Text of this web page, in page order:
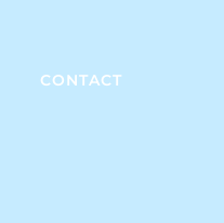
CONTACT